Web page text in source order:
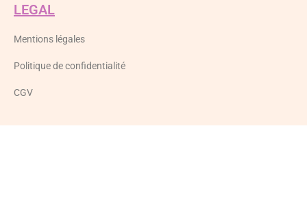
LEGAL
Mentions légales
Politique de confidentialité
CGV